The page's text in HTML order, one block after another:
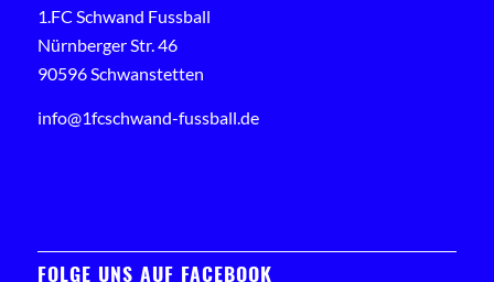
1.FC Schwand Fussball
Nürnberger Str. 46
90596 Schwanstetten
info@1fcschwand-fussball.de
FOLGE UNS AUF FACEBOOK